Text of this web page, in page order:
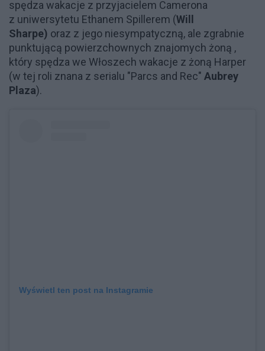
spędza wakacje z przyjacielem Camerona
z uniwersytetu Ethanem Spillerem (Will
Sharpe) oraz z jego niesympatyczną, ale zgrabnie
punktującą powierzchownych znajomych żoną ,
który spędza we Włoszech wakacje z żoną Harper
(w tej roli znana z serialu "Parcs and Rec" Aubrey
Plaza).
Wyświetl ten post na Instagramie